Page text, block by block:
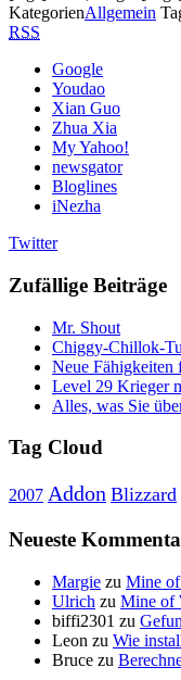
KategorienAllgemein
RSS
Google
Youdao
Xian Guo
Zhua Xia
My Yahoo!
newsgator
Bloglines
iNezha
Twitter
Zufällige Beiträge
Mr. Shout
Chiggy-Chillok-
Neue Fähigkeiten
Level 29 Krieger
Alles, was Sie
Tag Cloud
2007 Addon Blizzard
Neueste
Margie zu Mine
Ulrich zu Mine of
biffi2301 zu
Leon zu Wie
Bruce zu